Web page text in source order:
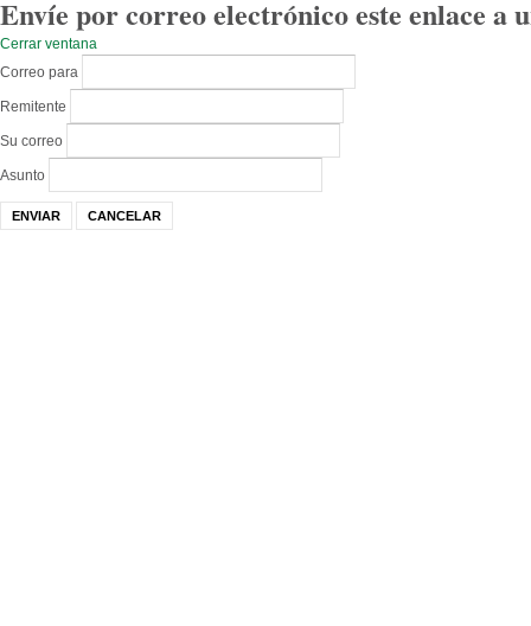
Envíe por correo electrónico este enlace a
Cerrar ventana
Correo para
Remitente
Su correo
Asunto
ENVIAR CANCELAR